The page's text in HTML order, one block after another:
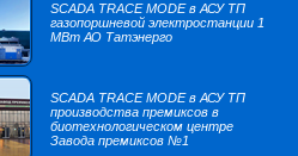
SCADA TRACE MODE в АСУ ТП
газопоршневой электростанции 1
МВт АО Татэнерго
SCADA TRACE MODE в АСУ ТП
производства премиксов в
биотехнологическом центре
Завода премиксов №1